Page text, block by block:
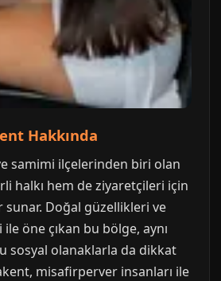
Hakkında
samimi ilçelerinden biri olan
halkı hem de ziyaretçileri için
sunar. Doğal güzellikleri ve
öne çıkan bu bölge, aynı
sosyal olanaklarla da dikkat
misafirperver insanları ile